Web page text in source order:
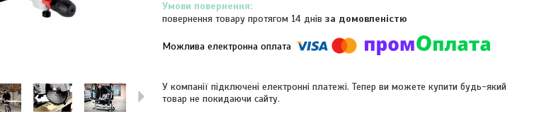
повернення товару протягом 14 днів за домовленістю
У компанії підключені електронні платежі. Тепер ви можете купити будь-який
товар не покидаючи сайту.